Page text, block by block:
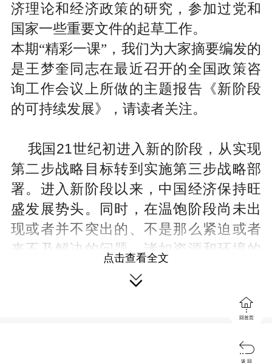
济理论和经济政策的研究，参加过党和
国家一些重要文件的起草工作。
本期“精彩一课”，我们为大家摘要编发的
是王梦奎同志在最近召开的全国政策咨
询工作会议上所做的主题报告《新阶段
的可持续发展》，请读者关注。
我国 21世纪初进入新的阶段，从实现
第二步战略目标转到实施第三步战略部
署。进入新阶段以来，中国经济保持旺
盛发展势头。同时，在温饱阶段尚未出
现或者并不突出的、不是那么紧迫或者
来不及解决的问题，诸如资源和环境的
盾，以及国内体制和外部环境中的新问
题，开始集中地显露出来。由此产生了
吗？中国能够克服工业化和城市化进程
点击查看全文


回首页

返 回